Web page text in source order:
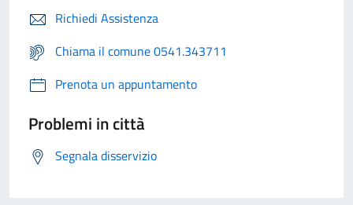
Richiedi Assistenza
Chiama il comune 0541.343711
Prenota un appuntamento
Problemi in città
Segnala disservizio